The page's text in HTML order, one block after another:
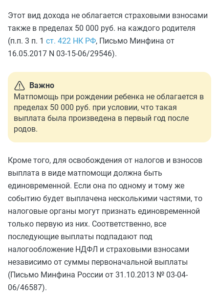
Этот вид дохода не облагается страховыми взносами
также в пределах 50 000 руб. на каждого родителя
(п.п. 3 п. 1 ст. 422 НК РФ, Письмо Минфина от
16.05.2017 N 03-15-06/29546).
Важно
Матпомощь при рождении ребенка не облагается в
пределах 50 000 руб. при условии, что такая
выплата была произведена в первый год после
родов.
Кроме того, для освобождения от налогов и взносов
выплата в виде матпомощи должна быть
единовременной. Если она по одному и тому же
событию будет выплачена несколькими частями, то
налоговые органы могут признать единовременной
только первую из них. Соответственно, все
последующие выплаты подпадают под
налогообложение НДФЛ и страховыми взносами
независимо от суммы первоначальной выплаты
(Письмо Минфина России от 31.10.2013 № 03-04-
06/46587).